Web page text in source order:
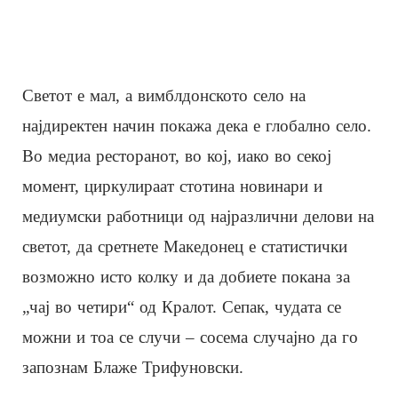
Светот е мал, а вимблдонското село на
најдиректен начин покажа дека е глобално село.
Во медиа ресторанот, во кој, иако во секој
момент, циркулираат стотина новинари и
медиумски работници од најразлични делови на
светот, да сретнете Македонец е статистички
возможно исто колку и да добиете покана за
„чај во четири“ од Кралот. Сепак, чудата се
можни и тоа се случи – сосема случајно да го
запознам Блаже Трифуновски.